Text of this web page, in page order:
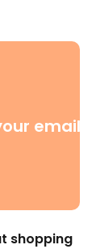
email
shopping